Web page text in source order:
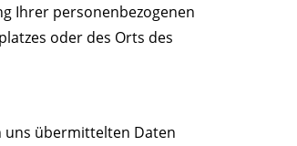
Ihrer personenbezogenen
oder des Orts des
uns übermittelten Daten